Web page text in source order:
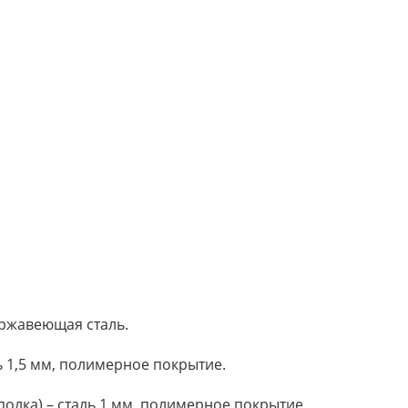
сталь.
1,5 мм, полимерное покрытие.